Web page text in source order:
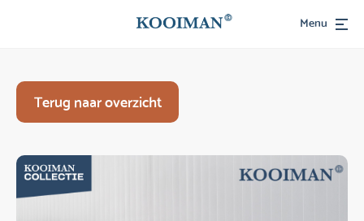
Menu
Terug naar overzicht